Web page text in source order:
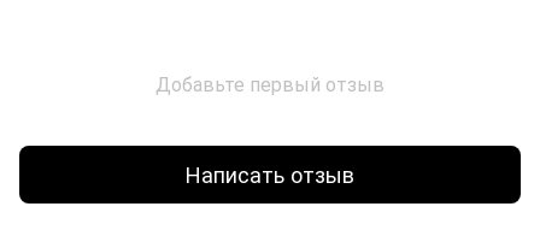
Добавьте первый отзыв
Написать отзыв